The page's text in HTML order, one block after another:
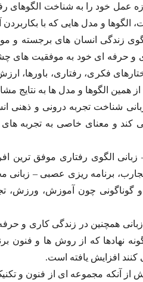
عمل خود را به شناخت الگوهای
و مدل هایی که با بکاربردن
زندگی انسان های برجسته و
و حرفه ای خود به موفقیت های
فکری، رفتاری،
از همین الگوها و مدل ها به نتایج
شناخت تجربه درونی و ذهنی
کند و معنای خاصی به تجربه
الگوی رفتاری موفق ترین
برنامه ریزی عصبی – زبانی
و گوناگونی چون آموزش، ورزش،
همچنین در زندگی کاری و
گونه نهادها که از روش ها و
کنند افزایش یافته است.
از آنکه مجموعه ای از فنون و